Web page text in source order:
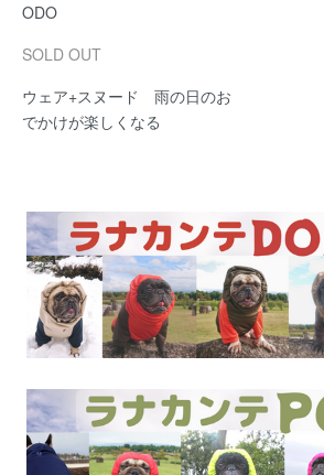
ODO
SOLD OUT
ウェア+スヌード 雨の日のお
でかけが楽しくなる